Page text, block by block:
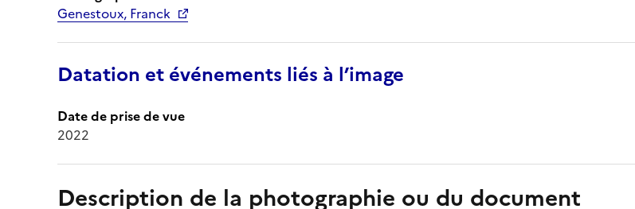
Genestoux, Franck
Datation et événements liés à l’image
Date de prise de vue
2022
Description de la photographie ou du document